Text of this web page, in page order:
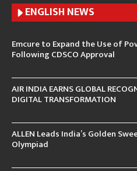
ENGLISH NEWS
Emcure to Expand the Use of
Following CDSCO Approval
AIR INDIA EARNS GLOBAL
DIGITAL TRANSFORMATION
ALLEN Leads India’s Golden
Olympiad